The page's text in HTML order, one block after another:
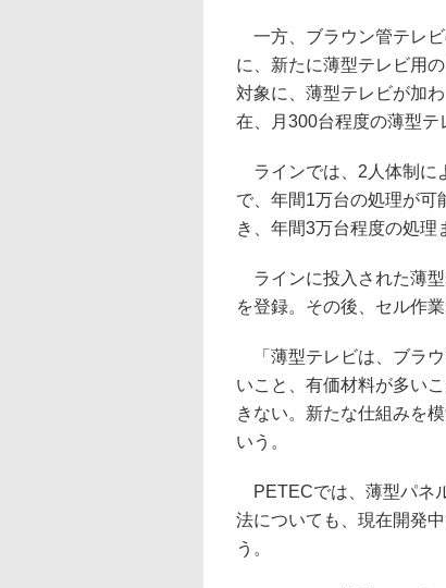
一方、ブラウン管テレ
に、新たに薄型テレビ用
対象に、薄型テレビが加
在、月300台程度の薄型テ
ラインでは、2人体制に
で、年間1万台の処理が可
き、年間3万台程度の処理
ラインに投入された薄
を登録。その後、セル作
「薄型テレビは、ブラ
いこと、有価材料が多い
きない。新たな仕組みを
いう。
PETECでは、薄型パネ
法についても、現在開発
う。